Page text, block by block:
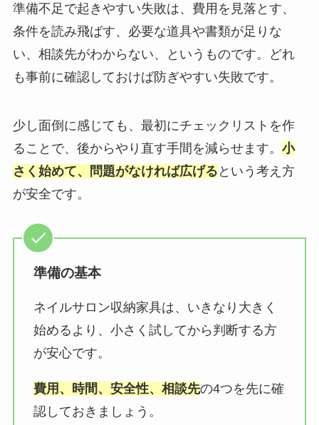
準備不足で起きやすい失敗は、費用を見落とす、
条件を読み飛ばす、必要な道具や書類が足りな
い、相談先がわからない、というものです。どれ
も事前に確認しておけば防ぎやすい失敗です。
少し面倒に感じても、最初にチェックリストを作
ることで、後からやり直す手間を減らせます。 小
さく始めて、問題がなければ広げる という考え方
が安全です。
準備の基本
ネイルサロン収納家具は、いきなり大きく
始めるより、小さく試してから判断する方
が安心です。
費用、時間、安全性、相談先の4つを先に確
認しておきましょう。